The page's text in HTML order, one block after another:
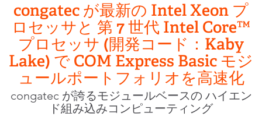
congatec が最新の Intel Xeon プ
ロセッサと 第 7 世代 Intel Core™
プロセッサ (開発コード：Kaby
Lake) で COM Express Basic モジ
ュールポートフォリオを高速化
congatec が誇るモジュールベースの ハイエン
ド組み込みコンピューティング